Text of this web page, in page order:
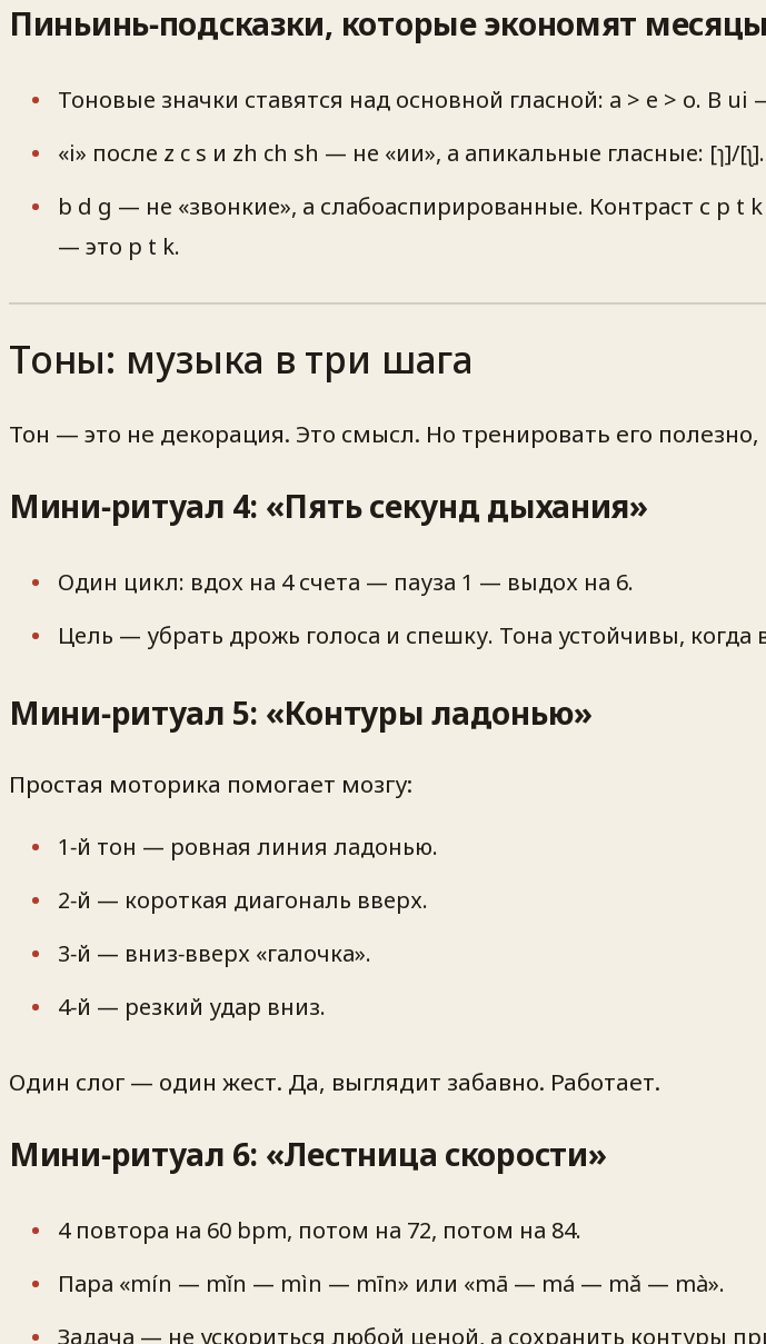
Пиньинь‑подсказки, которые экономят месяцы
Тоновые значки ставятся над основной гласной: a > e > o. В
«i» после z c s и zh ch sh — не «ии», а апикальные гласные: [ɿ]/
b d g — не «звонкие», а слабоаспирированные. Контраст с p t
— это p t k.
Тоны: музыка в три шага
Тон — это не декорация. Это смысл. Но тренировать его
Мини‑ритуал 4: «Пять секунд дыхания»
Один цикл: вдох на 4 счета — пауза 1 — выдох на 6.
Цель — убрать дрожь голоса и спешку. Тона устойчивы, когда
Мини‑ритуал 5: «Контуры ладонью»
Простая моторика помогает мозгу:
1‑й тон — ровная линия ладонью.
2‑й — короткая диагональ вверх.
3‑й — вниз‑вверх «галочка».
4‑й — резкий удар вниз.
Один слог — один жест. Да, выглядит забавно. Работает.
Мини‑ритуал 6: «Лестница скорости»
4 повтора на 60 bpm, потом на 72, потом на 84.
Пара «mín — mǐn — mìn — mīn» или «mā — má — mǎ — mà».
Задача — не ускориться любой ценой, а сохранить контуры